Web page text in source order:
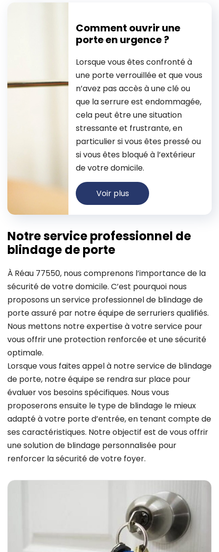
Comment ouvrir une
porte en urgence ?
Lorsque vous êtes confronté à
une porte verrouillée et que vous
n’avez pas accès à une clé ou
que la serrure est endommagée,
cela peut être une situation
stressante et frustrante, en
particulier si vous êtes pressé ou
si vous êtes bloqué à l’extérieur
de votre domicile.
Voir plus
Notre service professionnel de
blindage de porte
À Réau 77550, nous comprenons l’importance de la
sécurité de votre domicile. C’est pourquoi nous
proposons un service professionnel de blindage de
porte assuré par notre équipe de serruriers qualifiés.
Nous mettons notre expertise à votre service pour
vous offrir une protection renforcée et une sécurité
optimale.
Lorsque vous faites appel à notre service de blindage
de porte, notre équipe se rendra sur place pour
évaluer vos besoins spécifiques. Nous vous
proposerons ensuite le type de blindage le mieux
adapté à votre porte d’entrée, en tenant compte de
ses caractéristiques. Notre objectif est de vous offrir
une solution de blindage personnalisée pour
renforcer la sécurité de votre foyer.